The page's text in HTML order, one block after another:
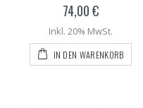
74,00 €
Inkl. 20% MwSt.
IN DEN WARENKORB